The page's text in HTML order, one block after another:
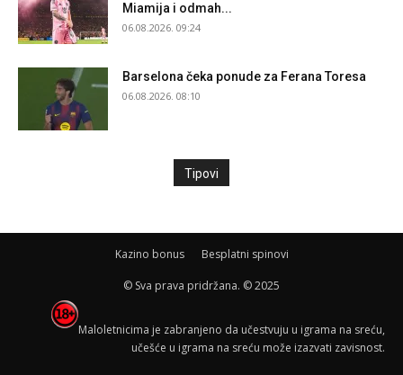
Miamija i odmah...
06.08.2026. 09:24
Barselona čeka ponude za Ferana Toresa
06.08.2026. 08:10
Tipovi
Kazino bonus Besplatni spinovi
© Sva prava pridržana. © 2025
Maloletnicima je zabranjeno da učestvuju u igrama na sreću,
učešće u igrama na sreću može izazvati zavisnost.